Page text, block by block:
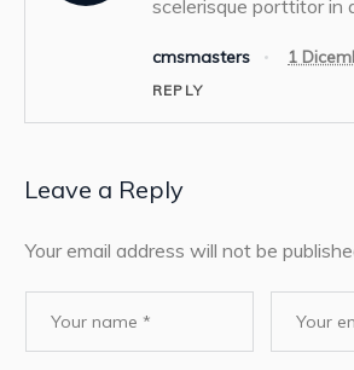
scelerisque porttitor in
cmsmasters 1
REPLY
Leave a Reply
Your email address will not be